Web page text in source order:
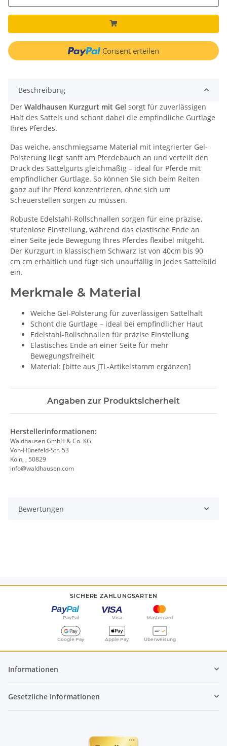
Consent erteilen
Beschreibung
Der Waldhausen Kurzgurt mit Gel sorgt für zuverlässigen
Halt des Sattels und schont dabei die empfindliche Gurtlage
Ihres Pferdes.
Das weiche, anschmiegsame Material mit integrierter Gel-
Polsterung liegt sanft am Pferdebauch an und verteilt den
Druck des Sattelgurts gleichmäßig – ideal für Pferde mit
empfindlicher Gurtlage. So können Sie sich beim Reiten
ganz auf Ihr Pferd konzentrieren, ohne sich um
Scheuerstellen sorgen zu müssen.
Robuste Edelstahl-Rollschnallen sorgen für eine präzise,
stufenlose Einstellung, während das elastische Ende an
einer Seite jede Bewegung Ihres Pferdes flexibel mitgeht.
Der Kurzgurt in klassischem Schwarz ist von 40cm bis 90
cm cm erhältlich und fügt sich unauffällig in jedes Sattelbild
ein.
Merkmale & Material
Weiche Gel-Polsterung für zuverlässigen Sattelhalt
Schont die Gurtlage – ideal bei empfindlicher Haut
Edelstahl-Rollschnallen für präzise Einstellung
Elastisches Ende an einer Seite für mehr
Bewegungsfreiheit
Material: [bitte aus JTL-Artikelstamm ergänzen]
Angaben zur Produktsicherheit
Herstellerinformationen:
Waldhausen GmbH & Co. KG
Von-Hünefeld-Str. 53
Köln, , 50829
info@waldhausen.com
Bewertungen
SICHERE ZAHLUNGSARTEN
PayPal Visa Mastercard
Google Pay Apple Pay Überweisung
Informationen
Gesetzliche Informationen